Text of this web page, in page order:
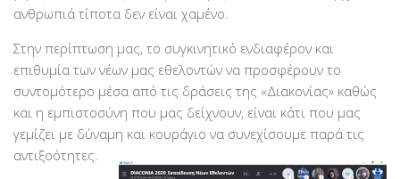
Βραβεύσεις
Εθελοντές
Γίνε εθελοντής
Εκπαίδευση
Θεωρητική
Πρακτική
ανθρωπιά τίποτα δεν είναι χαμένο.
Στην περίπτωση μας, το συγκινητικό ενδιαφέρον και
επιθυμία των νέων μας εθελοντών να προσφέρουν το
συντομότερο μέσα από τις δράσεις της «Διακονίας» καθώς
και η εμπιστοσύνη που μας δείχνουν, είναι κάτι που μας
γεμίζει με δύναμη και κουράγιο να συνεχίσουμε παρά τις
αντιξοότητες.